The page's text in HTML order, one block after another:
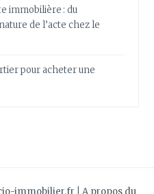
immobilière : du
de l’acte chez le
pour acheter une
immobilier.fr A propos du